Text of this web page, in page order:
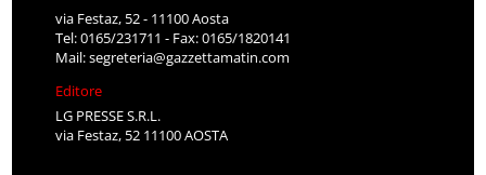
via Festaz, 52 - 11100 Aosta
Tel: 0165/231711 - Fax: 0165/1820141
Mail:segreteria@gazzettamatin.com
Editore
LG PRESSE S.R.L.
via Festaz, 52 11100 AOSTA